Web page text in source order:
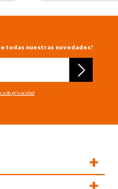
todas nuestras novedades!
de privacidad
+